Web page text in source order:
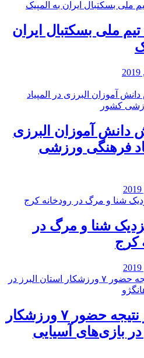
تیم ملی بسکتبال ایران
آموزان البرزی
فرهنگی ورزشی
شنا و مرگ در
کرج
۲ مدال برنز نتیجه حضور ۷ ورزشکار
در بازی‌های آسیایی